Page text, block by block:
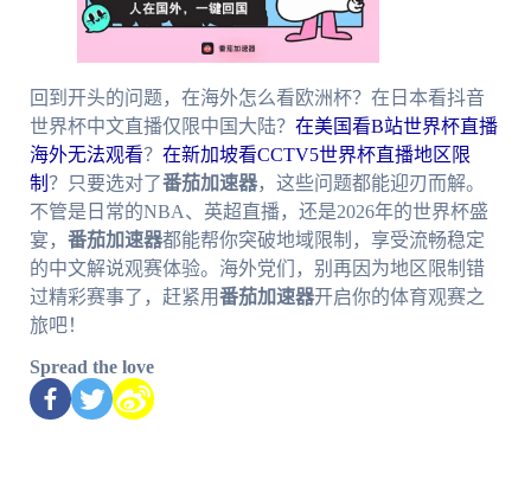
回到开头的问题，在海外怎么看欧洲杯？在日本看抖音
世界杯中文直播仅限中国大陆？ 在美国看B站世界杯直播
海外无法观看？ 在新加坡看CCTV5世界杯直播地区限
制 ？只要选对了番茄加速器，这些问题都能迎刃而解。
不管是日常的NBA、英超直播，还是2026年的世界杯盛
宴， 番茄加速器都能帮你突破地域限制，享受流畅稳定
的中文解说观赛体验。海外党们，别再因为地区限制错
过精彩赛事了，赶紧用番茄加速器开启你的体育观赛之
旅吧！
Spread the love